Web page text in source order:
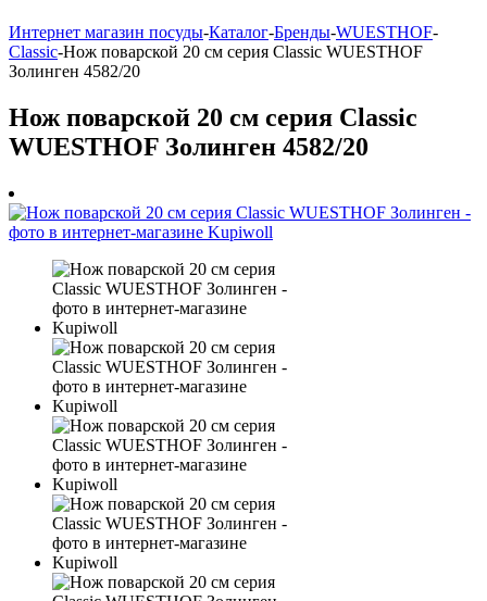
Интернет магазин посуды-Каталог-Бренды-WUESTHOF-
Classic-Нож поварской 20 см серия Classic WUESTHOF
Золинген 4582/20
Нож поварской 20 см серия Classic
WUESTHOF Золинген 4582/20